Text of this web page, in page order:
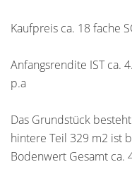
Kaufpreis ca. 18 fache
Anfangsrendite IST ca.
p.a
Das Grundstück
hintere Teil 329 m2 ist
Bodenwert Gesamt ca.